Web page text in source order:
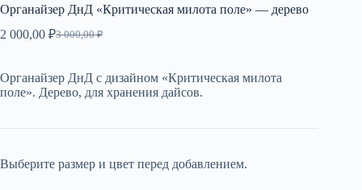
Органайзер ДнД «Критическая милота поле» — дерево
3 000,00₽
Первоначальная
3
000,00 ₽.
2 000,00 ₽
Текущая
000,00 ₽.
Органайзер ДнД с дизайном «Критическая милота
поле». Дерево, для хранения дайсов.
Выберите размер и цвет перед добавлением.